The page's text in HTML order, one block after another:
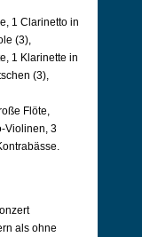
1 Clarinetto in
(3),
1 Klarinette in
(3),
Flöte,
Violinen, 3
als ohne